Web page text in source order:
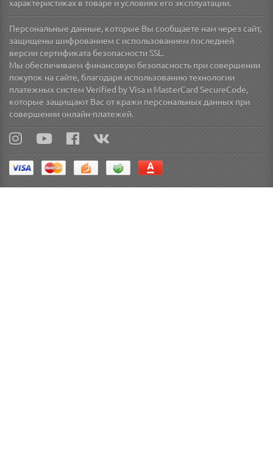
характеристиках в товаре и условиях его эксплуатации.
Персональные данные, которые Вы сообщаете нам через сайт,
защищены шифрованием с использованием последней
версии сертификата безопасности SSL.
Мы обеспечиваем финансовую безопасность при совершении
покупок на сайте, благодаря использованию технологии
платежных систем Verified by Visa и MasterCard SecureCode,
которые защищают Вас от кражи персональных данных при
совершении онлайн-платежей.